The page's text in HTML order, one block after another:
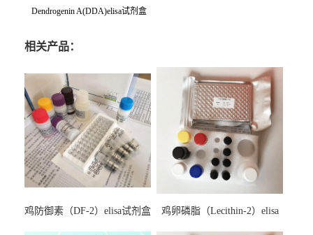
Dendrogenin A(DDA)elisa试剂盒
相关产品：
鸡防御素（DF-2）elisa试剂盒
鸡卵磷脂（Lecithin-2）elisa